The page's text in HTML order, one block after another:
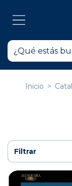
Inicio >
Filtrar